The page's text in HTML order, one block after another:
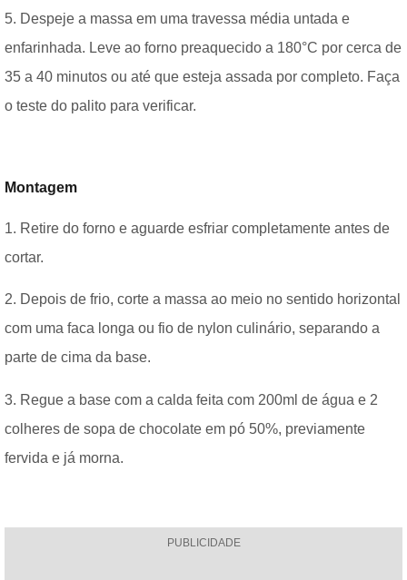
5. Despeje a massa em uma travessa média untada e
enfarinhada. Leve ao forno preaquecido a 180°C por cerca de
35 a 40 minutos ou até que esteja assada por completo. Faça
o teste do palito para verificar.
Montagem
1. Retire do forno e aguarde esfriar completamente antes de
cortar.
2. Depois de frio, corte a massa ao meio no sentido horizontal
com uma faca longa ou fio de nylon culinário, separando a
parte de cima da base.
3. Regue a base com a calda feita com 200ml de água e 2
colheres de sopa de chocolate em pó 50%, previamente
fervida e já morna.
PUBLICIDADE